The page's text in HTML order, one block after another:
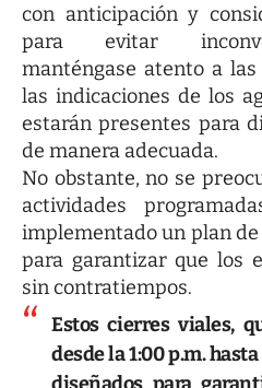
con anticipación y
para evitar
manténgase atento a
las indicaciones de los
estarán presentes para
de manera adecuada.
No obstante, no se
actividades
implementado un plan
para garantizar que los
sin contratiempos.
Estos cierres viales,
desde la 1:00 p.m.
diseñados para